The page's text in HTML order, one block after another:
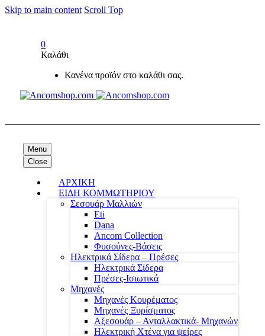
Skip to main content Scroll Top
0
Καλάθι
Κανένα προϊόν στο καλάθι σας.
Menu
Close
ΑΡΧΙΚΗ
ΕΙΔΗ ΚΟΜΜΩΤΗΡΙΟΥ
Σεσουάρ Μαλλιών
Eti
Dana
Ancom Collection
Φυσούνες-Βάσεις
Ηλεκτρικά Σίδερα – Πρέσες
Ηλεκτρικά Σίδερα
Πρέσες-Ισιωτικά
Μηχανές
Μηχανές Κουρέματος
Μηχανές Ξυρίσματος
Αξεσουάρ – Ανταλλακτικά- Μηχανών
Ηλεκτρική Χτένα για ψείρες